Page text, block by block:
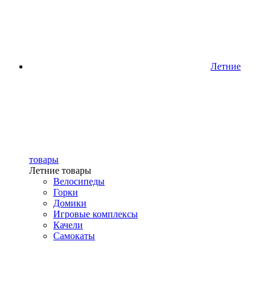
Летние
товары
Летние товары
Велосипеды
Горки
Домики
Игровые комплексы
Качели
Самокаты